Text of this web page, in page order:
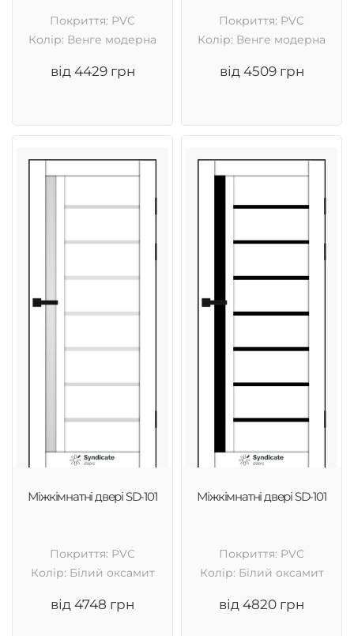
Покриття: PVC
Колір: Венге модерна
від 4429 грн
Покриття: PVC
Колір: Венге модерна
від 4509 грн
Міжкімнатні двері SD-101
Покриття: PVC
Колір: Білий оксамит
від 4748 грн
Міжкімнатні двері SD-101
Покриття: PVC
Колір: Білий оксамит
від 4820 грн